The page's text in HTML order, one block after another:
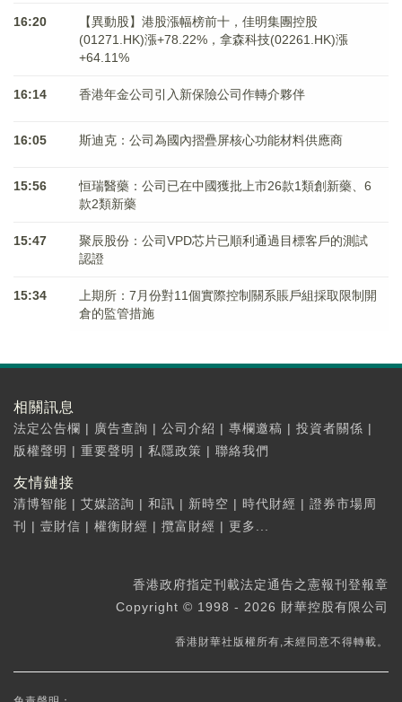
16:20
【異動股】港股漲幅榜前十，佳明集團控股
(01271.HK)漲+78.22%，拿森科技(02261.HK)漲
+64.11%
16:14 香港年金公司引入新保險公司作轉介夥伴
16:05 斯迪克：公司為國內摺疊屏核心功能材料供應商
15:56
恒瑞醫藥：公司已在中國獲批上市26款1類創新藥、6
款2類新藥
15:47
聚辰股份：公司VPD芯片已順利通過目標客戶的測試
認證
15:34
上期所：7月份對11個實際控制關系賬戶組採取限制開
倉的監管措施
相關訊息
法定公告欄 | 廣告查詢 | 公司介紹 | 專欄邀稿 | 投資者關係 |
版權聲明 | 重要聲明 | 私隱政策 | 聯絡我們
友情鏈接
清博智能 | 艾媒諮詢 | 和訊 | 新時空 | 時代財經 | 證券市場周
刊
| 壹財信 | 權衡財經 | 攬富財經 | 更多...
香港政府指定刊載法定通告之憲報刊登報章
Copyright © 1998 - 2026 財華控股有限公司
香港財華社版權所有,未經同意不得轉載。